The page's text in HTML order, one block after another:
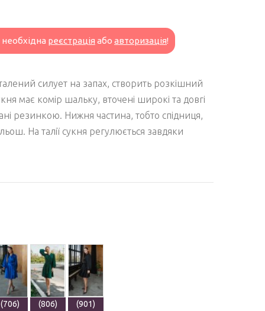
реєстрація або авторизація!
силует на запах, створить розкішний
має комір шальку, вточені широкі та довгі
резинкою. Нижня частина, тобто спідниця,
На талії сукня регулюється завдяки
(706) (806) (901)